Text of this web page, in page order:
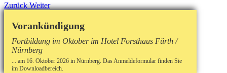
Zurück Weiter
Vorankündigung
Fortbildung im Oktober im Hotel Forsthaus Fürth /
Nürnberg
... am 16. Oktober 2026 in Nürnberg. Das Anmeldeformular finden Sie
im Downloadbereich.